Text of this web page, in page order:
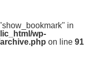
in
wp-
on line 91